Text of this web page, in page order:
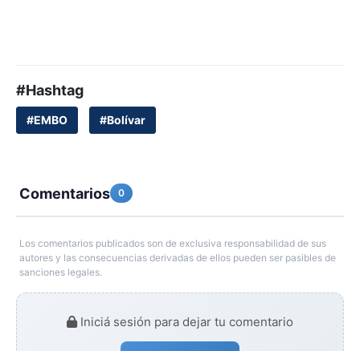
#Hashtag
#EMBO #Bolívar
Comentarios 0
Los comentarios publicados son de exclusiva responsabilidad de sus
autores y las consecuencias derivadas de ellos pueden ser pasibles de
sanciones legales.
Iniciá sesión para dejar tu comentario